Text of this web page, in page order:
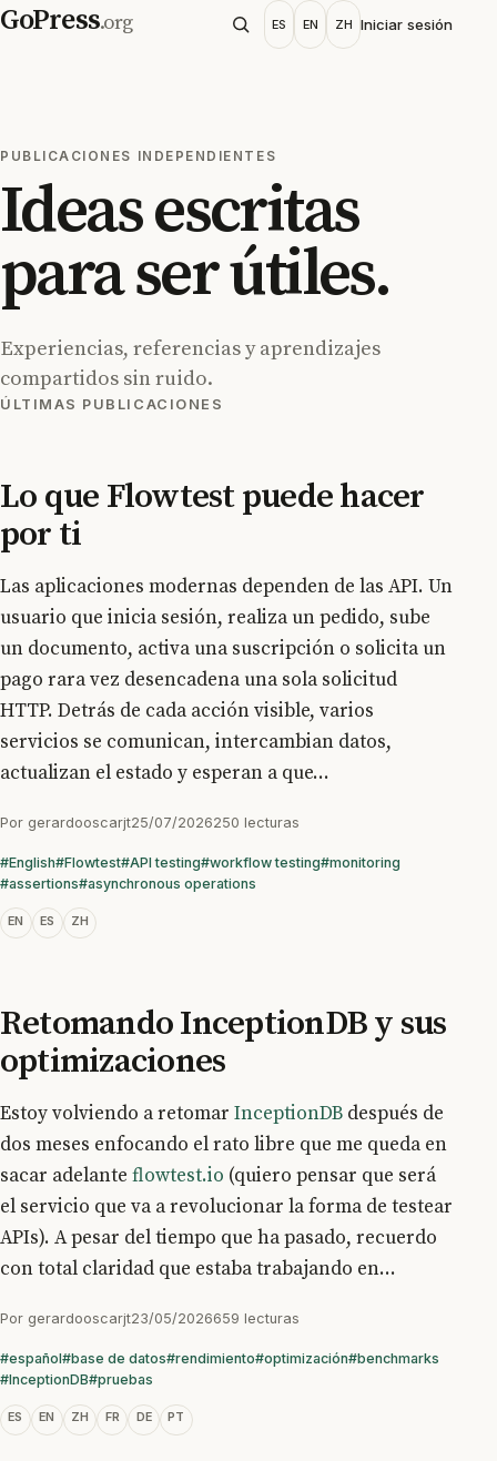
GoPress.org ES EN ZH Iniciar sesión
PUBLICACIONES INDEPENDIENTES
Ideas escritas
para ser útiles.
Experiencias, referencias y aprendizajes
compartidos sin ruido.
ÚLTIMAS PUBLICACIONES
Lo que Flowtest puede hacer
por ti
Las aplicaciones modernas dependen de las API. Un
usuario que inicia sesión, realiza un pedido, sube
un documento, activa una suscripción o solicita un
pago rara vez desencadena una sola solicitud
HTTP. Detrás de cada acción visible, varios
servicios se comunican, intercambian datos,
actualizan el estado y esperan a que...
Por gerardooscarjt25/07/2026250 lecturas
#English#Flowtest#API testing#workflow testing#monitoring
#assertions#asynchronous operations
EN ES ZH
Retomando InceptionDB y sus
optimizaciones
Estoy volviendo a retomar InceptionDB después de
dos meses enfocando el rato libre que me queda en
sacar adelante flowtest.io (quiero pensar que será
el servicio que va a revolucionar la forma de testear
APIs). A pesar del tiempo que ha pasado, recuerdo
con total claridad que estaba trabajando en...
Por gerardooscarjt23/05/2026659 lecturas
#español#base de datos#rendimiento#optimización#benchmarks
#InceptionDB#pruebas
ES EN ZH FR DE PT